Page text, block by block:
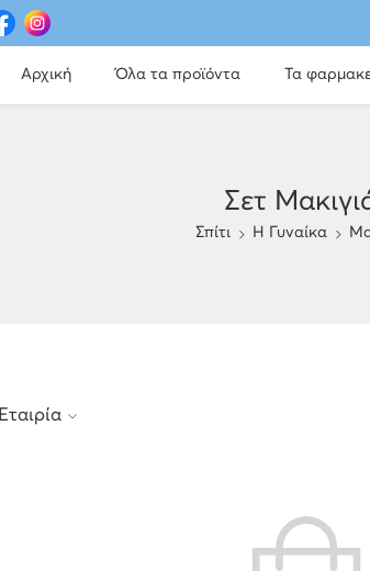
Αρχική Όλα τα προϊόντα Τα
Σετ
Σπίτι H Γυναίκα
Εταιρία